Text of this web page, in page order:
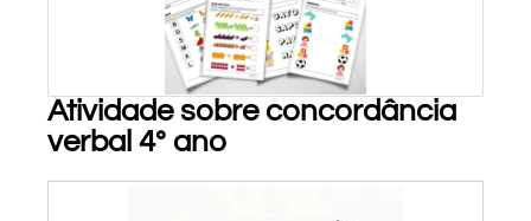
PARA BAIXAR!
Atividade sobre concordância
verbal 4° ano